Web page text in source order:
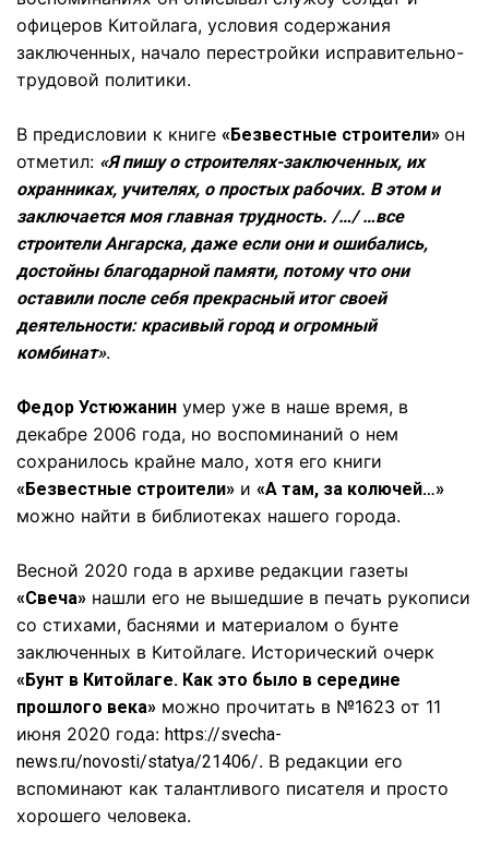
офицеров Китойлага, условия содержания
заключенных, начало перестройки исправительно-
трудовой политики.
В предисловии к книге «Безвестные строители» он
отметил: «Я пишу о строителях-заключенных, их
охранниках, учителях, о простых рабочих. В этом и
заключается моя главная трудность. /…/ …все
строители Ангарска, даже если они и ошибались,
достойны благодарной памяти, потому что они
оставили после себя прекрасный итог своей
деятельности: красивый город и огромный
комбинат».
Федор Устюжанин умер уже в наше время, в
декабре 2006 года, но воспоминаний о нем
сохранилось крайне мало, хотя его книги
«Безвестные строители» и «А там, за колючей…»
можно найти в библиотеках нашего города.
Весной 2020 года в архиве редакции газеты
«Свеча» нашли его не вышедшие в печать рукописи
со стихами, баснями и материалом о бунте
заключенных в Китойлаге. Исторический очерк
«Бунт в Китойлаге. Как это было в середине
прошлого века» можно прочитать в №1623 от 11
июня 2020 года: https://svecha-
news.ru/novosti/statya/21406/. В редакции его
вспоминают как талантливого писателя и просто
хорошего человека.